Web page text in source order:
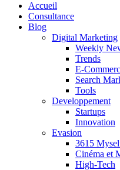
Accueil
Consultance
Blog
Digital Marketing
Weekly
Trends
E-
Search
Tools
Developpement
Startups
Innovation
Evasion
3615
Cinéma et
High-Tech